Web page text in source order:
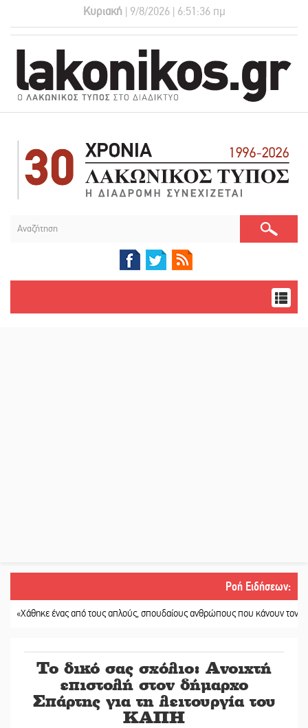
Κυριακή | 9/8/2026 | 6:51:36 πμ
Ροή Ειδήσεων:
ένας από τους απλούς, σπουδαίους ανθρώπους που κάνουν τον κόσμο
Το δικό σας σχόλιο: Ανοιχτή
επιστολή στον δήμαρχο
Σπάρτης για τη λειτουργία του
ΚΑΠΗ